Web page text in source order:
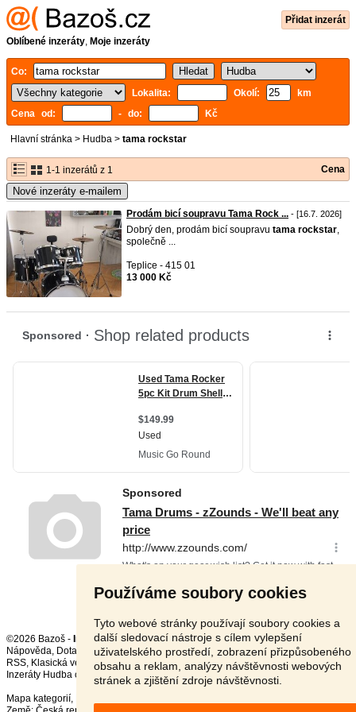
Používáme soubory cookies
Tyto webové stránky používají soubory cookies a
další sledovací nástroje s cílem vylepšení
uživatelského prostředí, zobrazení přizpůsobeného
obsahu a reklam, analýzy návštěvnosti webových
stránek a zjištění zdroje návštěvnosti.
Přidat inzerát
Oblíbené inzeráty, Moje inzeráty
Co:
Lokalita:
Okolí:
km
Cena od:
- do: Kč
Hlavní stránka > Hudba > tama rockstar
1-1 inzerátů z 1 Cena
Nové inzeráty e-mailem
Prodám bicí soupravu Tama Rock ... - [16.7. 2026]
Dobrý den, prodám bicí soupravu tama rockstar,
společně ...
Teplice - 415 01
13 000 Kč
©2026 Bazoš - Inzerce, Bazar
Nápověda, Dotazy Hodnocení,Kontakt,Reklama,Podmínky, Ochrana údajů,
RSS,
Inzeráty Hudba celkem:18825 , za 24 hodin: 500
Mapa kategorií,